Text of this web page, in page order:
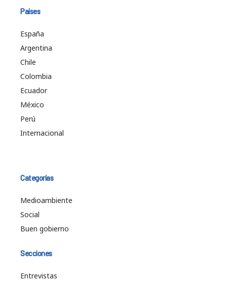
Países
España
Argentina
Chile
Colombia
Ecuador
México
Perú
Internacional
Categorías
Medioambiente
Social
Buen gobierno
Secciones
Entrevistas